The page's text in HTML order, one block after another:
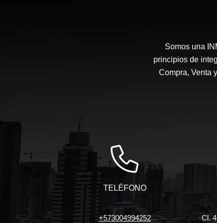
Somos una
principios de
Compra, Venta
TELÉFONO
+573004994252 Cl.